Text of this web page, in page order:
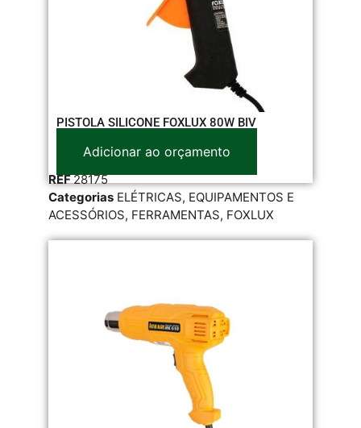
PISTOLA SILICONE FOXLUX 80W BIV
Adicionar ao orçamento
REF28175
Categorias ELÉTRICAS, EQUIPAMENTOS E
ACESSÓRIOS, FERRAMENTAS, FOXLUX